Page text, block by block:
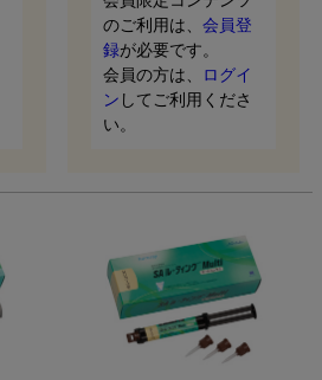
のご利用は、 会員登
録が必要です。
会員の方は、
ログイ
ン してご利用くださ
い。